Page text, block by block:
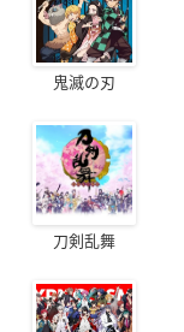
鬼滅の刃
刀剣乱舞